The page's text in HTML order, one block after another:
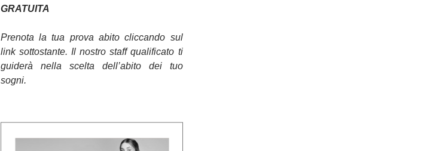
GRATUITA
Prenota la tua prova abito cliccando sul
link sottostante. Il nostro staff qualificato ti
guiderà nella scelta dell’abito dei tuo
sogni.